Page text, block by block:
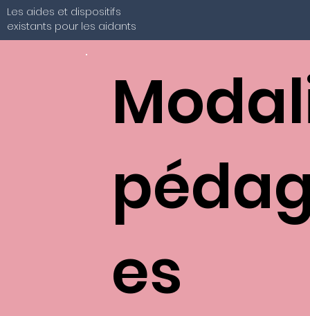
Les aides et dispositifs
existants pour les aidants
es